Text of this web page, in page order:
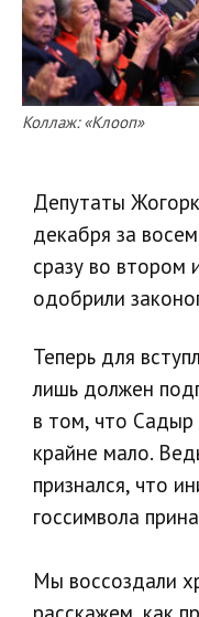
Коллаж:«Клооп»
Депутаты
декабря за
сразу во втором
одобрили
Теперь для
лишь должен
в том, что
крайне мало.
признался, что
госсимвола
Мы воссоздали